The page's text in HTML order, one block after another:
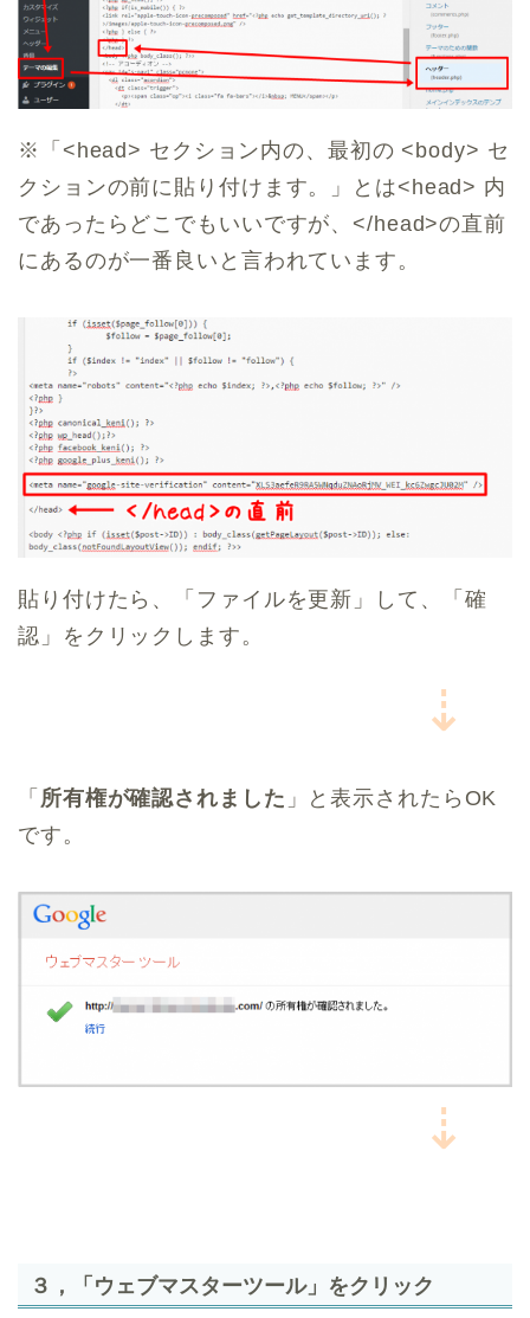
※「<head> セクション内の、最初の <body> セ
クションの前に貼り付けます。」とは<head> 内
であったらどこでもいいですが、</head>の直前
にあるのが一番良いと言われています。
貼り付けたら、「ファイルを更新」して、「確
認」をクリックします。
⇣
「 所有権が確認されました 」と表示されたらOK
です。
⇣
３，「ウェブマスターツール」をクリック